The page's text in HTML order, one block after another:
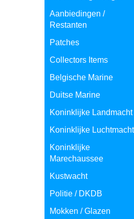
Aanbiedingen /
Restanten
Patches
Collectors Items
Belgische Marine
Duitse Marine
Koninklijke Landmacht
Koninklijke Luchtmacht
Koninklijke
Marechaussee
Kustwacht
Politie / DKDB
Mokken / Glazen